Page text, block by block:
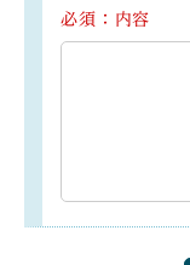
必須：内容